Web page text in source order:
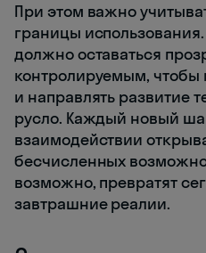
При этом важно
границы
должно оставаться
контролируемым,
и направлять развитие
русло. Каждый новый
взаимодействии
бесчисленных
возможно, превратят
завтрашние реалии.